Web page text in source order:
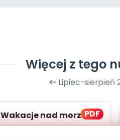
Więcej z tego
Lipiec-sierpień
PDF
Wakacje nad morzem,
cz. 1 (PD)